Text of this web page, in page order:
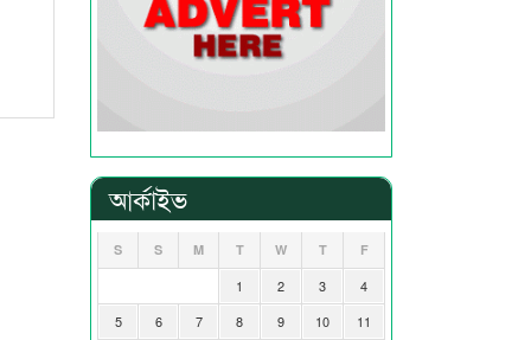
আর্কাইভ
S S M T W T F
1 2 3
4
5
6 7 8 9 10
11